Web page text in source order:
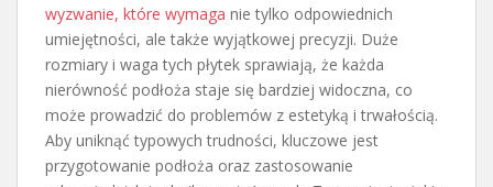
wyzwanie, które wymaga nie tylko odpowiednich
umiejętności, ale także wyjątkowej precyzji. Duże
rozmiary i waga tych płytek sprawiają, że każda
nierówność podłoża staje się bardziej widoczna, co
może prowadzić do problemów z estetyką i trwałością.
Aby uniknąć typowych trudności, kluczowe jest
przygotowanie podłoża oraz zastosowanie